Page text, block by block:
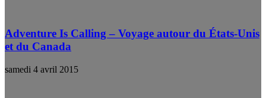
Adventure Is Calling – Voyage autour du États-Unis
et du Canada
samedi 4 avril 2015